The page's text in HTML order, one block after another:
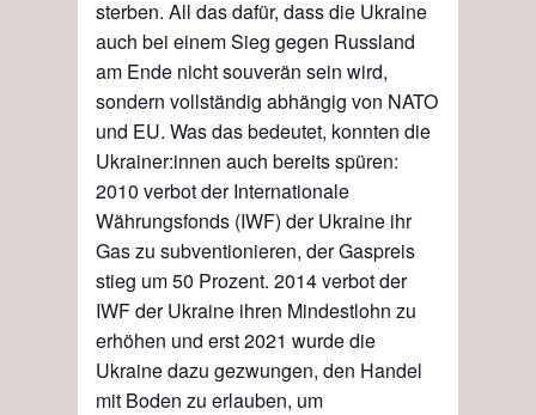
sterben. All das dafür, dass die Ukraine
auch bei einem Sieg gegen Russland
am Ende nichtsouverän sein wird,
sondern vollständig abhängig von NATO
und EU. Was das bedeutet, konnten die
Ukrainer:innen auch bereits spüren:
2010 verbot derInternationale
Währungsfonds (IWF) der Ukraine ihr
Gas zu subventionieren, der Gaspreis
stieg um 50 Prozent. 2014verbot der
IWF der Ukraine ihren Mindestlohn zu
erhöhen und erst 2021 wurde die
Ukraine dazu gezwungen, den Handel
mit Boden zu erlauben, um